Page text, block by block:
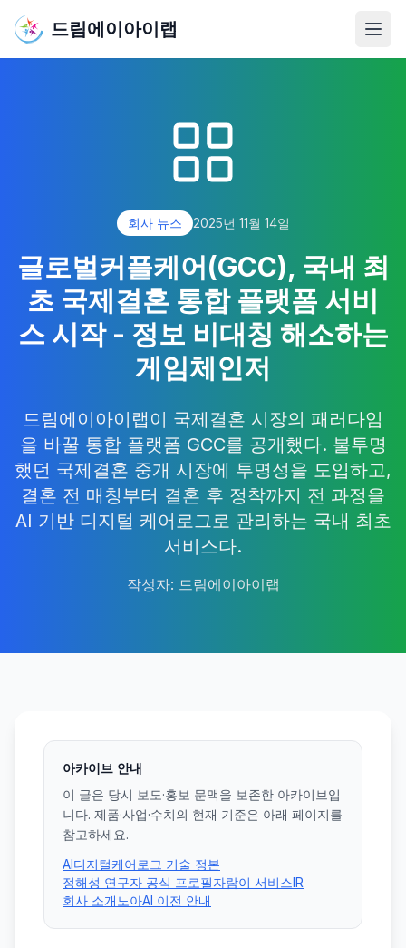
드림에이아이랩 메뉴
회사 뉴스 2025년 11월 14일
글로벌커플케어(GCC), 국내 최
초 국제결혼 통합 플랫폼 서비
스 시작 - 정보 비대칭 해소하는
게임체인저
드림에이아이랩이 국제결혼 시장의 패러다임
을 바꿀 통합 플랫폼 GCC를 공개했다. 불투명
했던 국제결혼 중개 시장에 투명성을 도입하고,
결혼 전 매칭부터 결혼 후 정착까지 전 과정을
AI 기반 디지털 케어로그로 관리하는 국내 최초
서비스다.
작성자: 드림에이아이랩
아카이브 안내
이 글은 당시 보도·홍보 문맥을 보존한 아카이브입
니다. 제품·사업·수치의 현재 기준은 아래 페이지를
참고하세요.
AI디지털케어로그 기술 정본
정해성 연구자 공식 프로필자람이 서비스IR
회사 소개 노아AI 이전 안내